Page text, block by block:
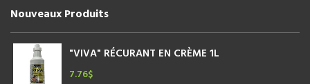
Nouveaux Produits
"VIVA" RÉCURANT EN CRÈME 1L
7.76$